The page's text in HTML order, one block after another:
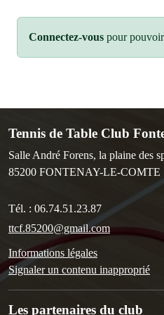
Connectez-vous pour
Tennis de Table Club
Salle André Forens, la plaine des
85200 FONTENAY-LE-COMTE
Tél. : 06.74.51.23.87
ttcf.85200@gmail.com
Informations légales
Signaler un contenu inapproprié
Les partenaires du club